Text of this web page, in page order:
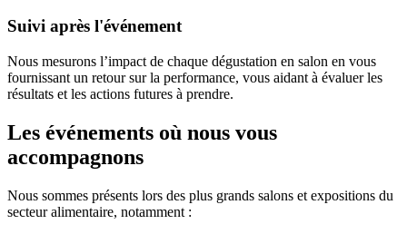
Suivi après l'événement
Nous mesurons l’impact de chaque dégustation en salon en vous
fournissant un retour sur la performance, vous aidant à évaluer les
résultats et les actions futures à prendre.
Les événements où nous vous
accompagnons
Nous sommes présents lors des plus grands salons et expositions du
secteur alimentaire, notamment :